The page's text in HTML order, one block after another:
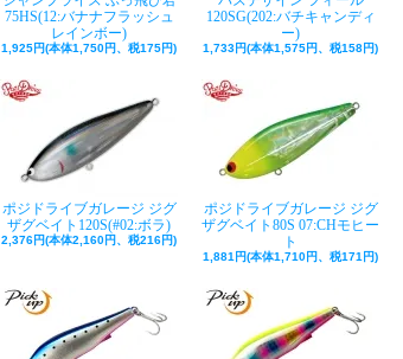
75HS(12:バナナフラッシュ
レインボー)
1,925円(本体1,750円、税175円)
120SG(202:バチキャンディ
ー)
1,733円(本体1,575円、税158円)
ポジドライブガレージ ジグ
ザグベイト120S(#02:ボラ)
2,376円(本体2,160円、税216円)
ポジドライブガレージ ジグ
ザグベイト80S 07:CHモヒー
ト
1,881円(本体1,710円、税171円)